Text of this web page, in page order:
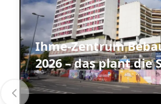
Ihme-Zentrum
2026 – das plant die
Hannover